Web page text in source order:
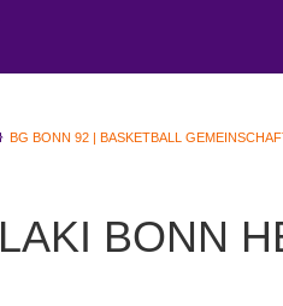
BG BONN 92 | BASKETBALL
LAKI BONN